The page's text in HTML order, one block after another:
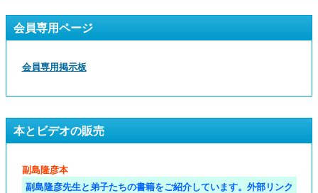
会員専用ページ
会員専用掲示板
本とビデオの販売
副島隆彦本
副島隆彦先生と弟子たちの書籍をご紹介しています。外部リンク